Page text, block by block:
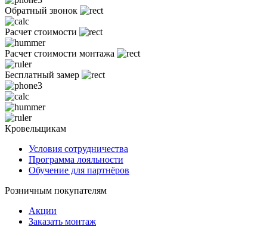
Обратный звонок
Расчет стоимости
Расчет стоимости монтажа
Бесплатный замер
Кровельщикам
Условия сотрудничества
Программа лояльности
Обучение для партнёров
Розничным покупателям
Акции
Заказать монтаж